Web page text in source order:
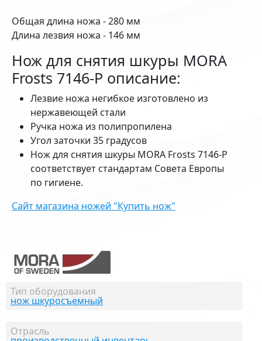
Тип оборудования
нож шкуросъемный
Отрасль
Общая длина ножа - 280 мм
Длина лезвия ножа - 146 мм
Нож для снятия шкуры MORA
Frosts 7146-Р описание:
Лезвие ножа негибкое изготовлено из
нержавеющей стали
Ручка ножа из полипропилена
Угол заточки 35 градусов
Нож для снятия шкуры MORA Frosts 7146-Р
соответствует стандартам Совета Европы
по гигиене.
Сайт магазина ножей "Купить нож"